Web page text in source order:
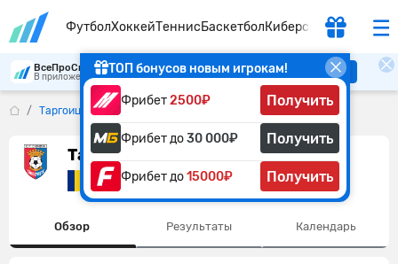
ФутболХоккейТеннисБаскетболКиберспорт
ТОП бонусов новым игрокам!
Фрибет2500₽ Получить
Фрибет до30 000₽ Получить
Фрибет до15000₽ Получить
ВсеПроСпорт
В приложении удобнее Скачать
Таргоице
Таргоице
Румыния
Обзор Результаты Календарь